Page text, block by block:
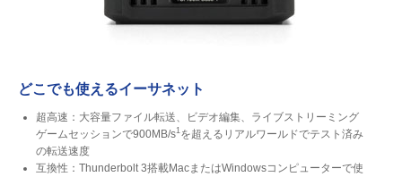
どこでも使えるイーサネット
超高速：大容量ファイル転送、ビデオ編集、ライブストリーミング
ゲームセッションで900MB/s1を超えるリアルワールドでテスト済み
の転送速度
互換性：Thunderbolt 3搭載MacまたはWindowsコンピューターで使